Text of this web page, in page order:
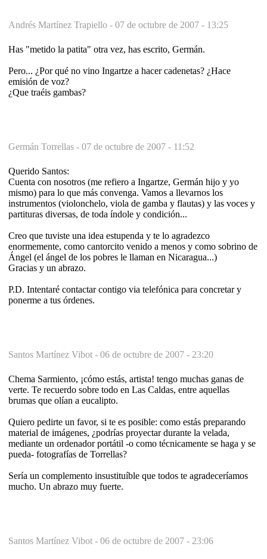
Andrés Martínez Trapiello - 07 de octubre de 2007 - 13:25
Has "metido la patita" otra vez, has escrito, Germán.
Pero... ¿Por qué no vino Ingartze a hacer cadenetas? ¿Hace
emisión de voz?
¿Que traéis gambas?
Germán Torrellas - 07 de octubre de 2007 - 11:52
Querido Santos:
Cuenta con nosotros (me refiero a Ingartze, Germán hijo y yo
mismo) para lo que más convenga. Vamos a llevarnos los
instrumentos (violonchelo, viola de gamba y flautas) y las voces y
partituras diversas, de toda índole y condición...
Creo que tuviste una idea estupenda y te lo agradezco
enormemente, como cantorcito venido a menos y como sobrino de
Ángel (el ángel de los pobres le llaman en Nicaragua...)
Gracias y un abrazo.
P.D. Intentaré contactar contigo via telefónica para concretar y
ponerme a tus órdenes.
Santos Martínez Vibot - 06 de octubre de 2007 - 23:20
Chema Sarmiento, ¡cómo estás, artista! tengo muchas ganas de
verte. Te recuerdo sobre todo en Las Caldas, entre aquellas
brumas que olían a eucalipto.
Quiero pedirte un favor, si te es posible: como estás preparando
material de imágenes, ¿podrías proyectar durante la velada,
mediante un ordenador portátil -o como técnicamente se haga y se
pueda- fotografías de Torrellas?
Sería un complemento insustituíble que todos te agradeceríamos
mucho. Un abrazo muy fuerte.
Santos Martínez Vibot - 06 de octubre de 2007 - 23:06